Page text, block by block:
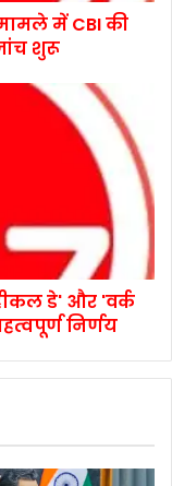
में CBI की
शुरू
डे' और 'वर्क
निर्णय